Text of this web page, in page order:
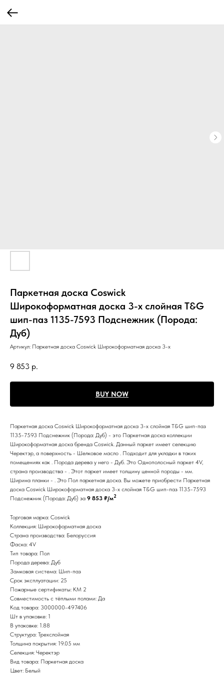
Паркетная доска Coswick
Широкоформатная доска 3-х слойная T&G
шип-паз 1135-7593 Подснежник (Порода:
Дуб)
Артикул: Паркетная доска Coswick Широкоформатная доска 3-х
9 853 р.
BUY NOW
Паркетная доска Coswick Широкоформатная доска 3-х слойная T&G шип-паз
1135-7593 Подснежник (Порода: Дуб) - это Паркетная доска коллекции
Широкоформатная доска бренда Coswick. Данный паркет имеет селекцию
Черектэр, а поверхность - Шелковое масло . Подходит для укладки в таких
помещениях как . Порода дерева у него - Дуб. Это Однополосный паркет 4V,
страна производства - . Этот паркет имеет толщину ценной породы - мм.
Ширина планки - . Это Пол паркетная доска. Вы можете приобрести Паркетная
доска Coswick Широкоформатная доска 3-х слойная T&G шип-паз 1135-7593
Подснежник (Порода: Дуб) за 9 853 ₽/м2
Торговая марка: Coswick
Коллекция: Широкоформатная доска
Страна производства: Белоруссия
Фаска: 4V
Тип товара: Пол
Порода дерева: Дуб
Замковая система: Шип-паз
Срок эксплуатации: 25
Пожарные сертификаты: КМ 2
Совместимость с тёплыми полами: Да
Код товара: 3000000-497406
Шт в упаковке: 1
В упаковке: 1.88
Структура: Трехслойная
Толщина покрытия: 19.05 мм
Селекция: Черектэр
Вид товара: Паркетная доска
Цвет: Белый